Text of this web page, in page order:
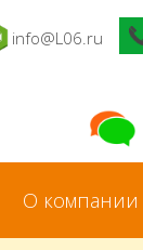
info@L06.ru
О компании